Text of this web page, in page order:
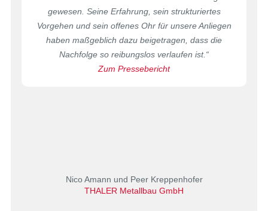
gewesen. Seine Erfahrung, sein strukturiertes
Vorgehen und sein offenes Ohr für unsere Anliegen
haben maßgeblich dazu beigetragen, dass die
Nachfolge so reibungslos verlaufen ist.“
Zum Pressebericht
Nico Amann und Peer Kreppenhofer
THALER Metallbau GmbH